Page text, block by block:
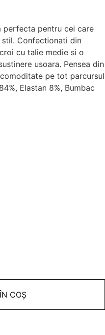
perfecta pentru cei care
Confectionati din
cu talie medie si o
usoara. Pensea din
pe tot parcursul
Elastan 8%, Bumbac
COȘ